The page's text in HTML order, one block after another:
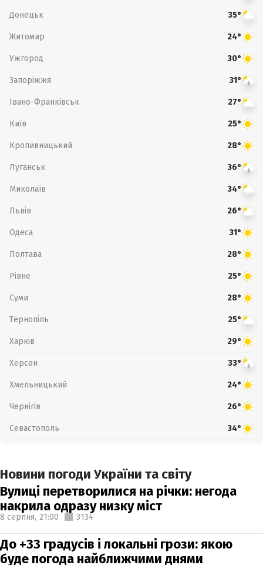
Донецьк 35°
Житомир 24°
Ужгород 30°
Запоріжжя 31°
Івано-Франківськ 27°
Київ 25°
Кропивницький 28°
Луганськ 36°
Миколаїв 34°
Львів 26°
Одеса 31°
Полтава 28°
Рівне 25°
Суми 28°
Тернопіль 25°
Харків 29°
Херсон 33°
Хмельницький 24°
Чернігів 26°
Севастополь 34°
Новини погоди України та світу
Вулиці перетворилися на річки: негода
накрила одразу низку міст
8 серпня, 21:00 3134
До +33 градусів і локальні грози: якою
буде погода найближчими днями